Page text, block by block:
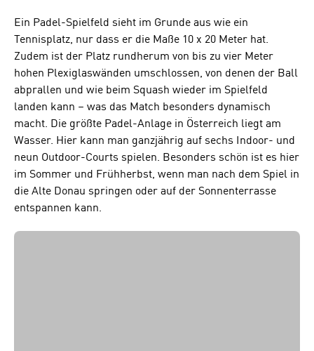
Ein Padel-Spielfeld sieht im Grunde aus wie ein
Tennisplatz, nur dass er die Maße 10 x 20 Meter hat.
Zudem ist der Platz rundherum von bis zu vier Meter
hohen Plexiglaswänden umschlossen, von denen der Ball
abprallen und wie beim Squash wieder im Spielfeld
landen kann – was das Match besonders dynamisch
macht. Die größte Padel-Anlage in Österreich liegt am
Wasser. Hier kann man ganzjährig auf sechs Indoor- und
neun Outdoor-Courts spielen. Besonders schön ist es hier
im Sommer und Frühherbst, wenn man nach dem Spiel in
die Alte Donau springen oder auf der Sonnenterrasse
entspannen kann.